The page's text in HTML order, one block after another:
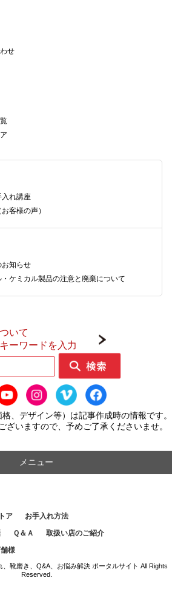
せ
入れ講座
客様の声）
お知らせ
・ケミカル製品の注意と廃棄について
いて
ーワードを入力
、デザイン等）は記事作成時の情報です。
ざいますので、予めご了承くださいませ。
メニュー
ア
お手入れ方法
Ｑ＆Ａ
取扱い店のご紹介
様
靴磨き、Q&A、お悩み解決 ポータルサイト All Rights
Reserved.